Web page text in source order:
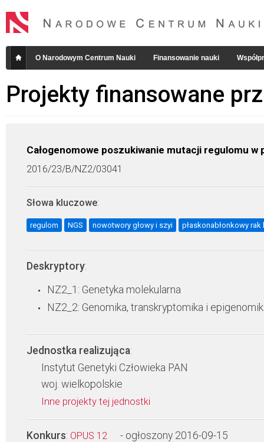
O Narodowym Centrum Nauki Finansowanie nauki
Projekty finansowane
Całogenomowe poszukiwanie mutacji regulomu w
2016/23/B/NZ2/03041
Słowa kluczowe:
regulom NGS nowotwory głowy i szyi płaskonabłonkowy rak
Deskryptory:
NZ2_1: Genetyka molekularna
NZ2_2: Genomika, transkryptomika i
Jednostka realizująca:
Instytut Genetyki Człowieka PAN
woj. wielkopolskie
Inne projekty tej jednostki
Konkurs: OPUS 12 - ogłoszony 2016-09-15